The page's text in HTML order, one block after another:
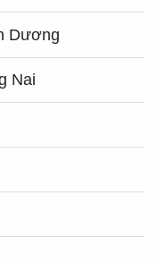
Dương
Nai